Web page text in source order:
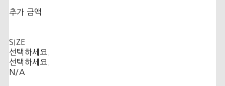
추가 금액
SIZE
선택하세요.
선택하세요.
N/A